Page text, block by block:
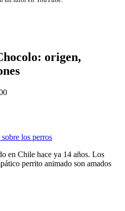
origen,
los perros
en Chile hace ya 14 años. Los
perrito animado son amados